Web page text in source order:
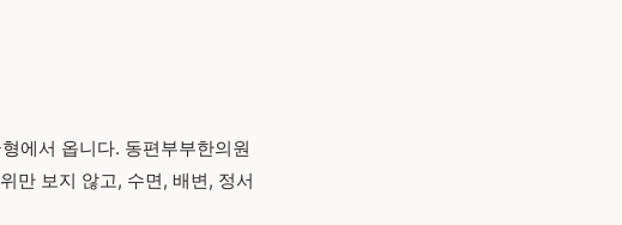
에서 옵니다. 동편부부한의원
만 보지 않고, 수면, 배변, 정서